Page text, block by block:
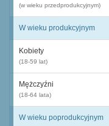
(w wieku przedprodukcyjnym)
W wieku produkcyjnym
Kobiety
(18-59 lat)
Mężczyźni
(18-64 lata)
W wieku poprodukcyjnym